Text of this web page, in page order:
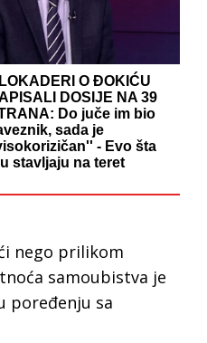
O ĐOKIĆU
DOSIJE NA 39
Do juče im bio
sada je
- Evo šta
stavljaju na teret
nego prilikom
samoubistva je
poređenju sa